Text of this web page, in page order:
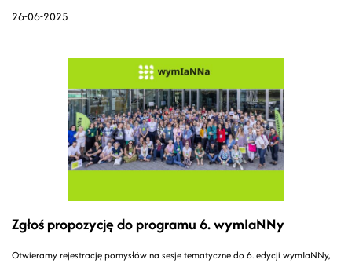
26-06-2025
Zgłoś propozycję do programu 6. wymIaNNy
Otwieramy rejestrację pomysłów na sesje tematyczne do 6. edycji wymIaNNy,